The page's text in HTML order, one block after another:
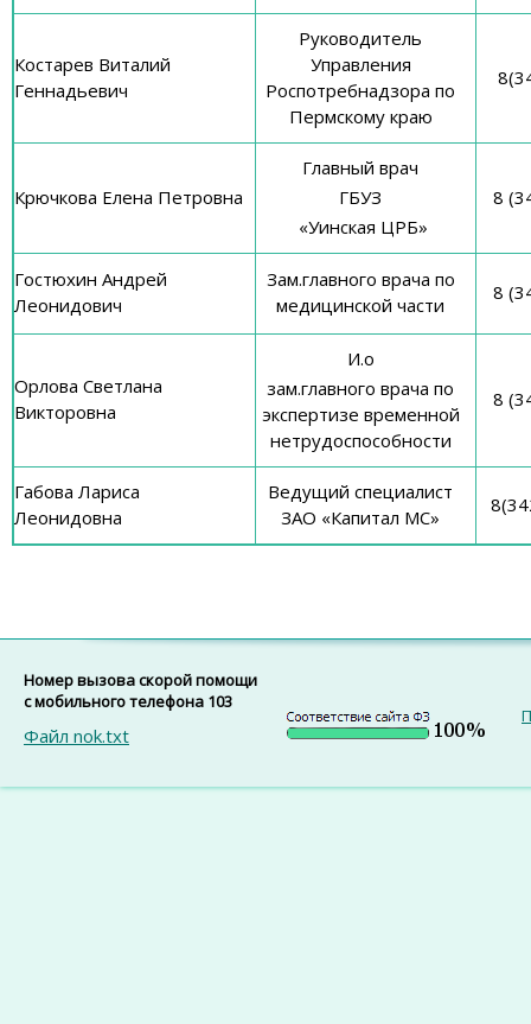
Костарев Виталий
Геннадьевич
Руководитель
Управления
Роспотребнадзора по
Пермскому краю
Крючкова Елена Петровна
Главный врач
ГБУЗ
«Уинская ЦРБ»
8
Гостюхин Андрей
Леонидович
Зам.главного врача по
медицинской части
8
Орлова Светлана
Викторовна
И.о
зам.главного врача по
экспертизе временной
нетрудоспособности
8
Габова Лариса
Леонидовна
Ведущий специалист
ЗАО «Капитал МС»
Номер вызова скорой помощи
с мобильного телефона 103
Файл nok.txt